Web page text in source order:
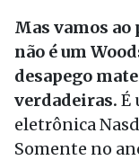
Mas vamos ao
não é um
desapego
verdadeiras. É
eletrônica
Somente no